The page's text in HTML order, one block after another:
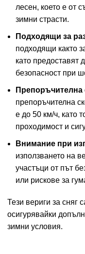
лесен, което е от
зимни страсти.
Подходящи за
подходящи както
като предоставят
безопасност при
Препоръчителна
препоръчителна
е до 50 км/ч, като
проходимост и
Внимание при
използването на
участъци от път
или рискове за
Тези вериги за сняг
осигурявайки
зимни условия.